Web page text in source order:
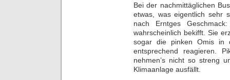
Bei der nachmittäglichen
etwas, was eigentlich sehr
nach Erntges
wahrscheinlich bekifft. Sie
sogar die pinken Omis in
entsprechend reagieren.
nehmen’s nicht so streng
Klimaanlage ausfällt.